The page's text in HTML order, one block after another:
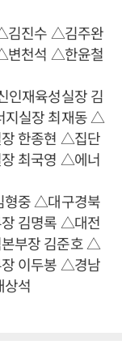
진수 △김주완
천석 △한윤철
재육성실장 김
지실장 최재동 △
한종현 △집단
최국영 △에너
형중 △대구경북
김명록 △대전
부장 김준호 △
이두봉 △경남
석